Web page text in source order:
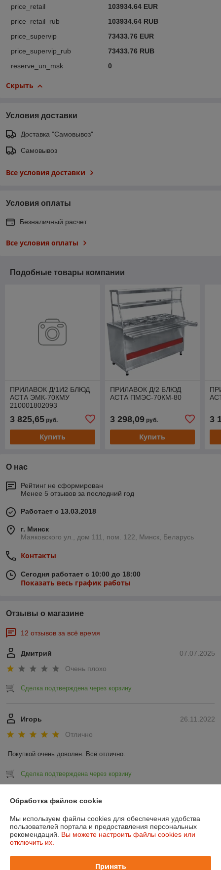
price_retail
103934.64 EUR
price_retail_rub
103934.64 RUB
price_supervip
73433.76 EUR
price_supervip_rub
73433.76 RUB
reserve_un_msk
0
Скрыть
Условия доставки
Доставка "Самовывоз"
Самовывоз
Все условия доставки
Условия оплаты
Безналичный расчет
Все условия оплаты
Подобные товары компании
ПРИЛАВОК Д/1И2 БЛЮД
АСТА ЭМК-70КМУ
210001802093
3 825,65 руб.
Купить
ПРИЛАВОК Д/2 БЛЮД
АСТА ПМЭС-70КМ-80
3 298,09руб.
Купить
3
О нас
Рейтинг не сформирован
Менее 5 отзывов за последний год
Работает с 13.03.2018
г. Минск
Маяковского ул., дом 111, пом. 122, Минск, Беларусь
Контакты
Сегодня работает с 10:00 до 18:00
Показать весь график работы
Отзывы о магазине
12 отзывов за всё время
07.07.2025
Дмитрий
Очень плохо
Сделка подтверждена через корзину
26.11.2022
Игорь
Отлично
Покупкой очень доволен. Всё отлично.
Сделка подтверждена через корзину
Показать все отзывы
О нас
Контакты
Обработка файлов cookie
Мы используем файлы cookies для обеспечения удобства
пользователей портала и предоставления персональных
рекомендаций. Вы можете настроить файлы cookies или
отключить их.
Принять